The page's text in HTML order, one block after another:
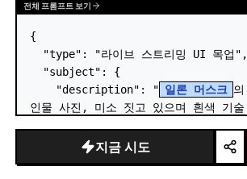
전체 프롬프트 보기
{
  "type": "라이브 스트리밍 UI 목업",
  "subject": {
    "description": "
일론 머스크 의
인물 사진, 미소 짓고 있으며 흰색 기술
    "background": "왼쪽에는
지금 시도